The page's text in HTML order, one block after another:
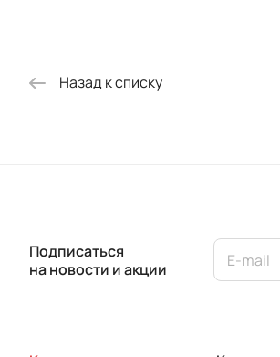
Назад к списку
Подписаться
на новости и акции